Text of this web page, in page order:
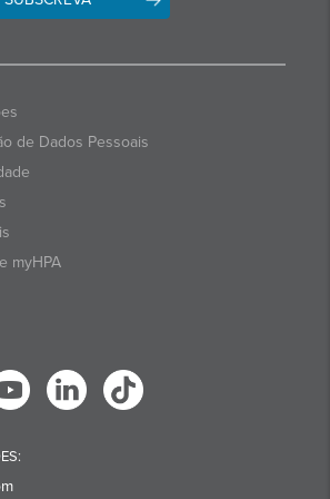
de Dados Pessoais
myHPA